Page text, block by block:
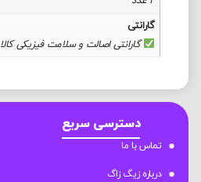
گارانتی
گارانتی اصالت و سلامت فیزیکی کالا
دسترسی سریع
تماس با ما
درباره زیگ زاگ